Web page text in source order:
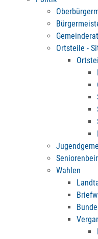
Ortsteile -
Wahlen